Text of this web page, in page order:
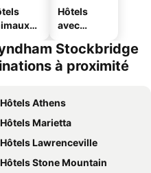
Hôtels
avec
Stockbridge
à proximité
Hôtels Athens
Hôtels Marietta
Hôtels Lawrenceville
Hôtels Stone Mountain